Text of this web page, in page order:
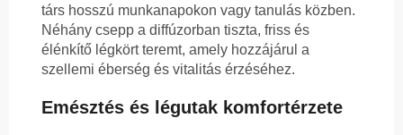
társ hosszú munkanapokon vagy tanulás közben.
Néhány csepp a diffúzorban tiszta, friss és
élénkítő légkört teremt, amely hozzájárul a
szellemi éberség és vitalitás érzéséhez.
Emésztés és légutak komfortérzete